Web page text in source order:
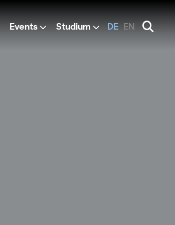
Events Studium DE EN